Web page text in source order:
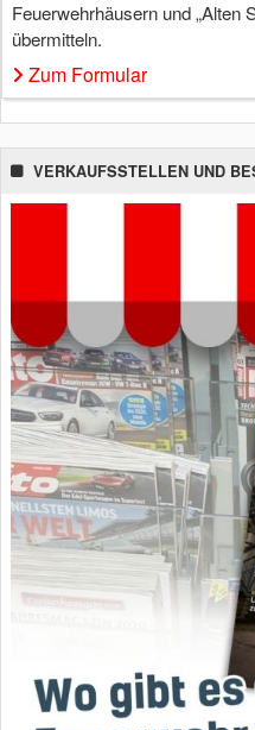
Feuerwehrhäusern und „Alten
übermitteln.
Zum Formular
VERKAUFSSTELLEN UND